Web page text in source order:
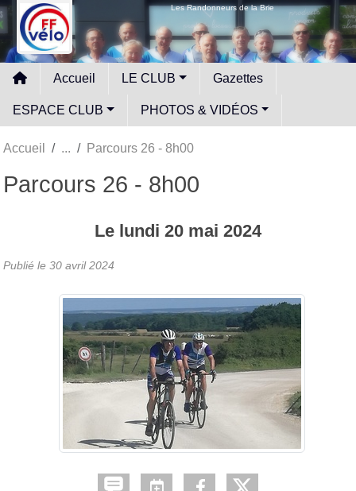
Les Randonneurs de la Brie
Accueil LE CLUB Gazettes
ESPACE CLUB PHOTOS & VIDÉOS
Accueil Parcours 26 - 8h00
Parcours 26 - 8h00
Le lundi 20 mai 2024
Publié le 30 avril 2024
Panneau de gestion des cookies